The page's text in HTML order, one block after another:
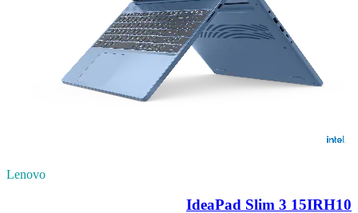
Lenovo
IdeaPad Slim 3 15IRH10